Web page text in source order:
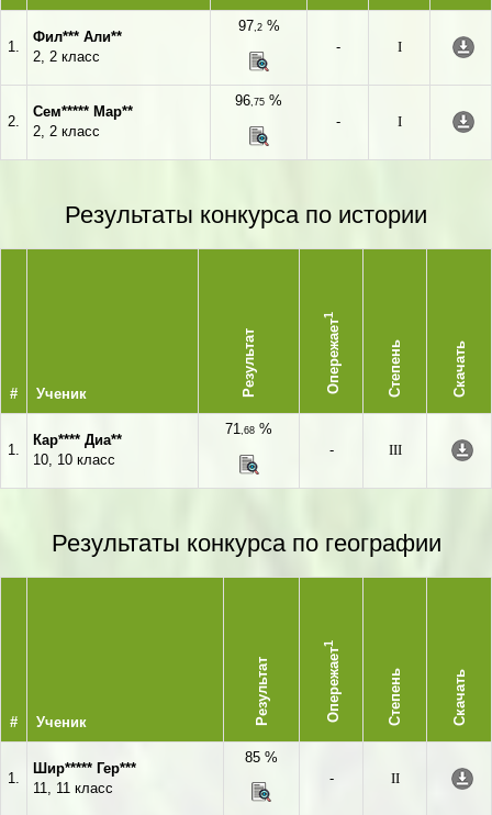
1.
Фил*** Али**
2, 2 класс
97,2%
-
I
2.
Сем***** Мар**
2, 2 класс
96,75 %
-
I
Результаты конкурса по истории
# Ученик Результат Опережает
1
Степень Скачать
1.
Кар**** Диа**
10, 10 класс
71,68 %
-
III
Результаты конкурса по географии
# Ученик Результат Опережает
1
Степень Скачать
1.
Шир***** Гер***
11, 11 класс
85 %
-
II